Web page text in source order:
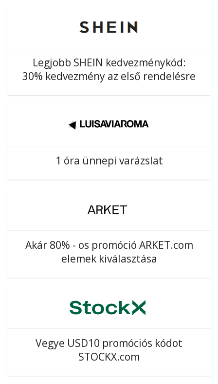
Legjobb SHEIN kedvezménykód:
30% kedvezmény az első rendelésre
1 óra ünnepi varázslat
Akár 80% - os promóció ARKET.com
elemek kiválasztása
Vegye USD10 promóciós kódot
STOCKX.com